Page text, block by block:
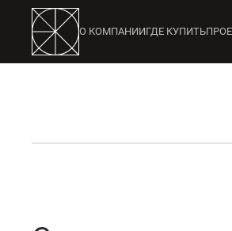
123 О КОМПАНИИГДЕ КУПИТЬ